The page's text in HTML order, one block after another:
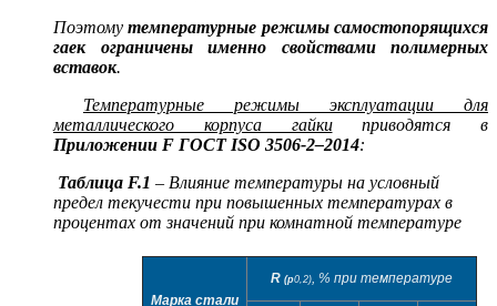
Поэтомутемпературные режимы самостопорящихся
гаек ограничены именно свойствами полимерных
вставок.
Температурные режимы эксплуатации для
металлического корпуса гайкиприводятся в
Приложении F ГОСТ ISO 3506-2–2014:
Таблица F.1 – Влияние температуры на условный
предел текучести при повышенных температурах в
процентах от значений при комнатной температуре
Марка стали
R (p0,2), % при температуре